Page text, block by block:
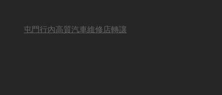
屯門行內高質汽車維修店轉讓